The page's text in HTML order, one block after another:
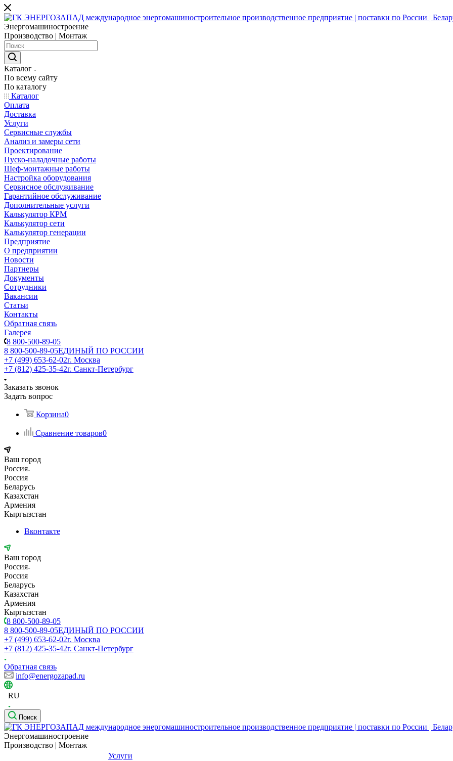
Энергомашиностроение
Производство | Монтаж
Каталог
По всему сайту
По каталогу
Каталог
Оплата
Доставка
Услуги
Сервисные службы
Анализ и замеры сети
Проектирование
Пуско-наладочные работы
Шеф-монтажные работы
Настройка оборудования
Сервисное обслуживание
Гарантийное обслуживание
Дополнительные услуги
Калькулятор КРМ
Калькулятор сети
Калькулятор генерации
Предприятие
О предприятии
Новости
Партнеры
Документы
Сотрудники
Вакансии
Статьи
Контакты
Обратная связь
Галерея
8 800-500-89-05
8 800-500-89-05ЕДИНЫЙ ПО РОССИИ
+7 (499) 653-62-02г. Москва
+7 (812) 425-35-42г. Санкт-Петербург
Заказать звонок
Задать вопрос
Корзина0
Сравнение товаров0
Ваш город
Россия
Россия
Беларусь
Казахстан
Армения
Кыргызстан
Вконтакте
Ваш город
Россия
Россия
Беларусь
Казахстан
Армения
Кыргызстан
8 800-500-89-05
8 800-500-89-05ЕДИНЫЙ ПО РОССИИ
+7 (499) 653-62-02г. Москва
+7 (812) 425-35-42г. Санкт-Петербург
Обратная связь
info@energozapad.ru
RU
Поиск
Энергомашиностроение
Производство | Монтаж
Услуги